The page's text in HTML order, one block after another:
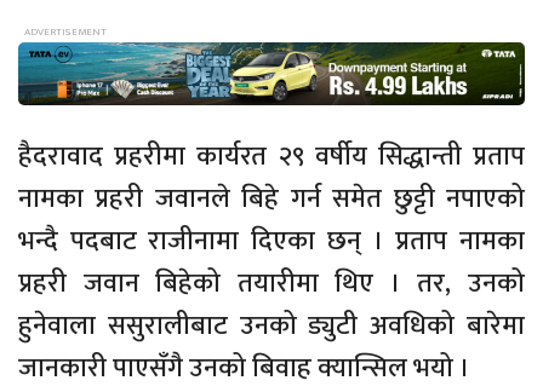
हैदरावाद प्रहरीमा कार्यरत २९ वर्षीय सिद्धान्ती प्रताप
नामका प्रहरी जवानले बिहे गर्न समेत छुट्टी नपाएको
भन्दै पदबाट राजीनामा दिएका छन् । प्रताप नामका
प्रहरी जवान बिहेको तयारीमा थिए । तर, उनको
हुनेवाला ससुरालीबाट उनको ड्युटी अवधिको बारेमा
जानकारी पाएसँगै उनको बिवाह क्यान्सिल भयो ।